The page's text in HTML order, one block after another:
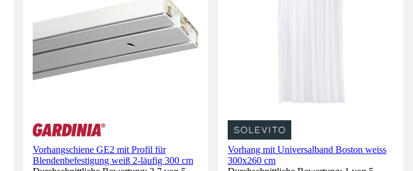
Vorhangschiene GE2 mit Profil für
Blendenbefestigung weiß 2-läufig 300 cm
Vorhang mit Universalband Boston weiss
300x260 cm